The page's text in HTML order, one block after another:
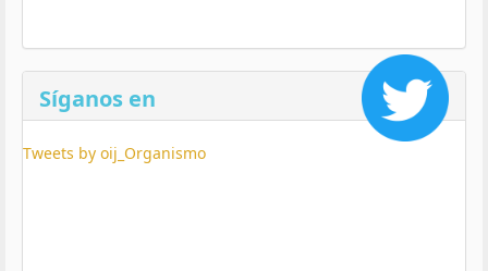
Síganos en
Tweets by oij_Organismo